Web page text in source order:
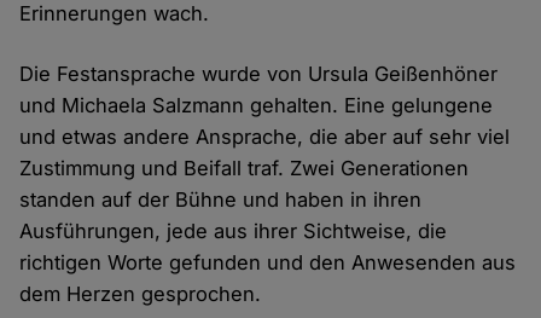
Erinnerungen wach.
Die Festansprache wurde von Ursula Geißenhöner
und Michaela Salzmann gehalten. Eine gelungene
und etwas andere Ansprache, die aber auf sehr viel
Zustimmung und Beifall traf. Zwei Generationen
standen auf der Bühne und haben in ihren
Ausführungen, jede aus ihrer Sichtweise, die
richtigen Worte gefunden und den Anwesenden aus
dem Herzen gesprochen.